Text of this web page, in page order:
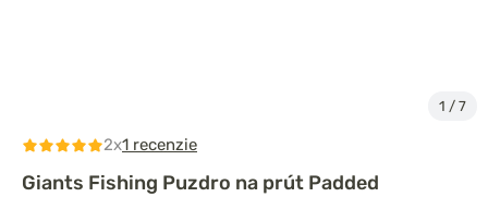
1 / 7
2x1 recenzie
Giants Fishing Puzdro na prút Padded